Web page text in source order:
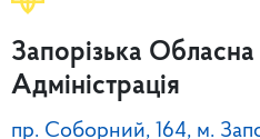
Запорізька
Адміністрація
пр. Соборний, 164, м.